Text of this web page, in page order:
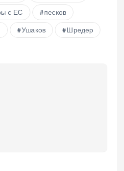
с ЕС песков
Ушаков Шредер